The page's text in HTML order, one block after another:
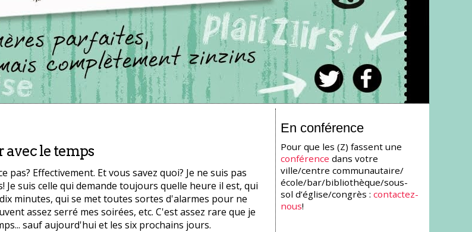
avec le temps
pas? Effectivement. Et vous savez quoi? Je ne suis pas
Je suis celle qui demande toujours quelle heure il est, qui
minutes, qui se met toutes sortes d'alarmes pour ne
assez serré mes soirées, etc. C'est assez rare que je
sauf aujourd'hui et les six prochains jours.
En conférence
Pour que les (Z) fassent une
conférence dans votre
ville/centre communautaire/
école/bar/bibliothèque/sous-
sol d’église/congrès :contactez-
nous!